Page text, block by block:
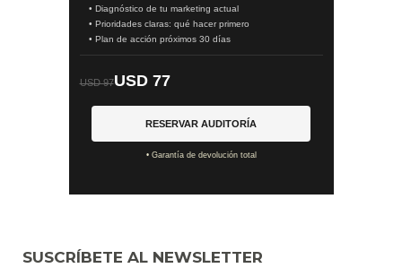
• Diagnóstico de tu marketing actual
• Prioridades claras: qué hacer primero
• Plan de acción próximos 30 días
USD 97USD 77
RESERVAR AUDITORÍA
• Garantía de devolución total
SUSCRÍBETE AL NEWSLETTER